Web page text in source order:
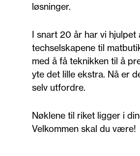
løsninger.
I snart 20 år har vi
techselskapene til
med å få teknikken til å
yte det lille ekstra. Nå er
selv utfordre.
Nøklene til riket ligger i
Velkommen skal du være!